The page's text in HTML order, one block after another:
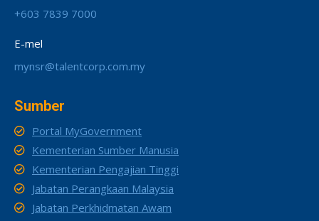
+603 7839 7000
E-mel
mynsr@talentcorp.com.my
Sumber
Portal MyGovernment
Kementerian Sumber Manusia
Kementerian Pengajian Tinggi
Jabatan Perangkaan Malaysia
Jabatan Perkhidmatan Awam